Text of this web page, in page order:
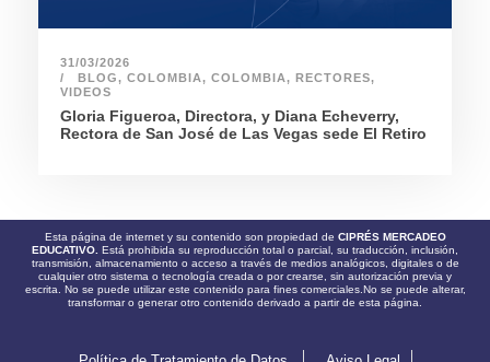
31/03/2026
BLOG, COLOMBIA, COLOMBIA, RECTORES,
VIDEOS
Gloria Figueroa, Directora, y Diana Echeverry,
Rectora de San José de Las Vegas sede El Retiro
Esta página de internet y su contenido son propiedad de CIPRÉS MERCADEO
EDUCATIVO. Está prohibida su reproducción total o parcial, su traducción, inclusión,
transmisión, almacenamiento o acceso a través de medios analógicos, digitales o de
cualquier otro sistema o tecnología creada o por crearse, sin autorización previa y
escrita. No se puede utilizar este contenido para fines comerciales.No se puede alterar,
transformar o generar otro contenido derivado a partir de esta página.